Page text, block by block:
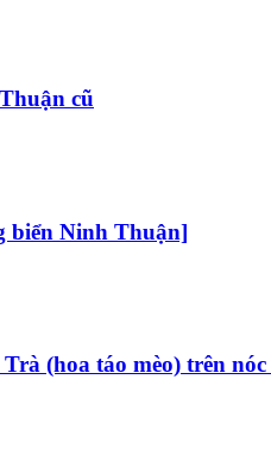
cũ
biển Ninh Thuận]
(hoa táo mèo) trên